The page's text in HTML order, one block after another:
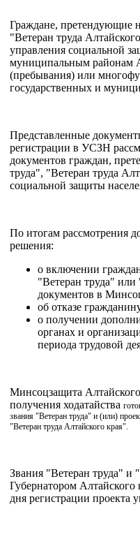
Граждане, претендующие
"Ветеран труда
управления социальной
муниципальным районам
(пребывания) или
государственных и
Представленные
регистрации в УСЗН
документов граждан,
труда", "Ветеран труда
социальной защиты
По итогам рассмотрения
решения:
о включении
"Ветеран труда" или
документов в
об отказе
о получении
органах и
периода трудовой
Минсоцзащита
получения ходатайства
звания "Ветеран труда" и (или)
"Ветеран труда Алтайского края".
Звания "Ветеран труда" и
Губернатором Алтайского
дня регистрации